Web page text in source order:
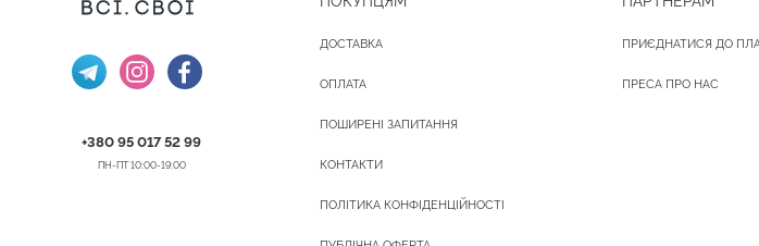
+380 95 017 52 99
ПН-ПТ 10:00-19:00
ДОСТАВКА
ОПЛАТА
ПОШИРЕНІ ЗАПИТАННЯ
КОНТАКТИ
ПОЛІТИКА КОНФІДЕНЦІЙНОСТІ
ПРИЄДНАТИСЯ ДО
ПРЕСА ПРО НАС